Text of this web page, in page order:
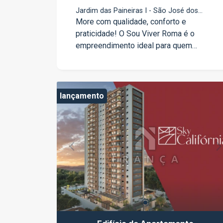
Jardim das Paineiras I - São José dos
Campos/SP
More com qualidade, conforto e
praticidade! O Sou Viver Roma é o
empreendimento ideal para quem
áreas de lazer pensadas para toda a
família. Mais que um lar, um novo estilo
de vida.
lançamento